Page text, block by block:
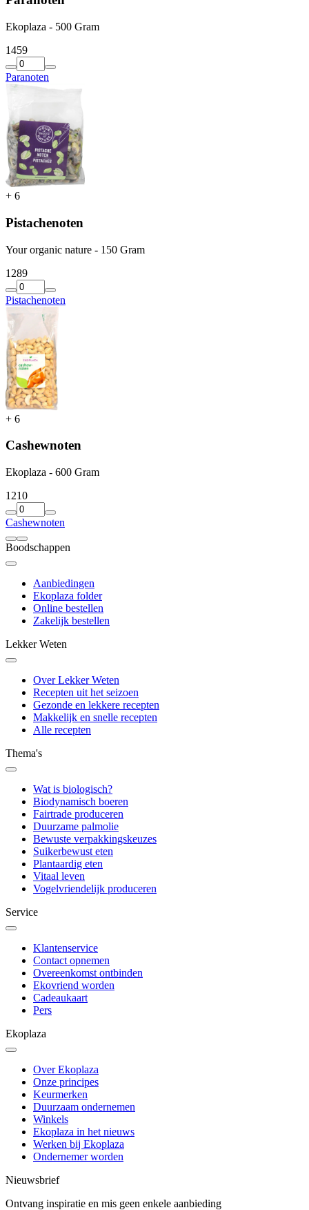
Ekoplaza - 500 Gram
1459
Paranoten
+ 6
Pistachenoten
Your organic nature - 150 Gram
1289
Pistachenoten
+ 6
Cashewnoten
Ekoplaza - 600 Gram
1210
Cashewnoten
Boodschappen
Aanbiedingen
Ekoplaza folder
Online bestellen
Zakelijk bestellen
Lekker Weten
Over Lekker Weten
Recepten uit het seizoen
Gezonde en lekkere recepten
Makkelijk en snelle recepten
Alle recepten
Thema's
Wat is biologisch?
Biodynamisch boeren
Fairtrade produceren
Duurzame palmolie
Bewuste verpakkingskeuzes
Suikerbewust eten
Plantaardig eten
Vitaal leven
Vogelvriendelijk produceren
Service
Klantenservice
Contact opnemen
Overeenkomst ontbinden
Ekovriend worden
Cadeaukaart
Pers
Ekoplaza
Over Ekoplaza
Onze principes
Keurmerken
Duurzaam ondernemen
Winkels
Ekoplaza in het nieuws
Werken bij Ekoplaza
Ondernemer worden
Nieuwsbrief
Ontvang inspiratie en mis geen enkele aanbieding